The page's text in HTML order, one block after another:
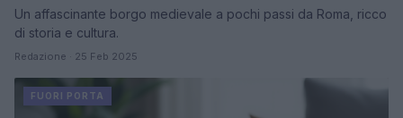
Un affascinante borgo medievale a pochi passi da Roma, ricco
di storia e cultura.
Redazione · 25 Feb 2025
FUORI PORTA